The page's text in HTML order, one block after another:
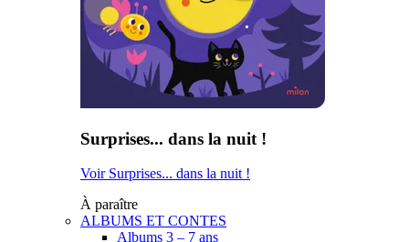
Surprises... dans la nuit !
Voir Surprises... dans la nuit !
À paraître
ALBUMS ET CONTES
Albums 3 – 7 ans